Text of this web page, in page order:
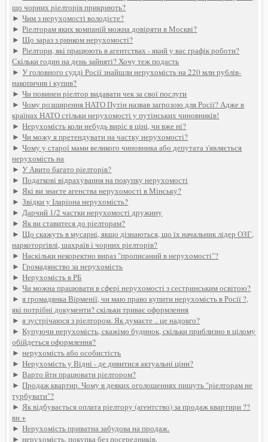
що чорних ріелторів прикриють?
►Чим з нерухомості володієте?
►Ріелторам яких компаній можна довіряти в Москві?
►Що зараз з ринком нерухомості?
►Ріелтори, які працюють в агентствах - який у вас графік роботи?
Скільки годин на день зайняті? Хочу теж подасть
►У головного судді Росії знайшли нерухомість на 220 млн рублів-
накопичив і купив?
►Чи повинен ріелтор видавати чек за свої послуги
►Чому розширення НАТО Путін назвав загрозою для Росії? Адже в
країнах НАТО стільки нерухомості у путінських чиновників!
►Нерухомість коли небудь виріс в ціні, чи вже ні?
►Чи можу я претендувати на частку нерухомості?
►Чому у старої мами великого чиновника або депутата з'являється
нерухомість на
►У Авито багато ріелторів?
►Податкові відрахування на покупку нерухомості
►Які ви знаєте агенства нерухомості в Мінську?
►Звідки у Іларіона нерухомість?
►Дарчий 1/2 частки нерухомості дружину
►Як ви ставитеся до ріелторам?
►Що скажуть в мусарні, якщо дізнаються, що їх начальник лідер ОЗГ,
наркоторгівлі, шахраїв і чорних ріелторів?
►Наскільки некоректно вираз "прописаний в нерухомості"?
►Громадянство за нерухомість
►Нерухомість в РБ
►Чи можна працювати в сфері нерухомості з сестринським освітою?
►я громадянка Вірменії, чи маю право купити нерухомість в Росії ?,
які потрібні документи? скільки триває оформлення
►я зустрічаюся з ріелтором. Як думаєте .. це надовго?
►Купуючи нерухомість, скажімо будинок, скільки приблизно в цілому
обійдеться оформлення?
►нерухомість або особистість
►Нерухомість у Відні - де дивитися актуальні ціни?
►Варто йти працювати ріелтором?
►Продаж квартир. Чому в деяких оголошеннях пишуть "ріелторам не
турбувати"?
►Як відбувається оплата ріелтору (агентство) за продаж квартири ??
вн +
►Нерухомість приватна забудова на продаж.
►нерухомість. покупка без посередників.